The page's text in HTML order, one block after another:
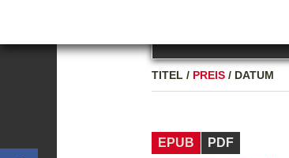
TITEL / PREIS / DATUM
EPUB
PDF